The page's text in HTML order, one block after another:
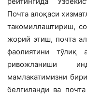
Почта алоқаси
такомиллаштириш,
жорий этиш, почта
фаолиятини тўлиқ
ривожланиши
мамлакатимизни
белгиланди ва